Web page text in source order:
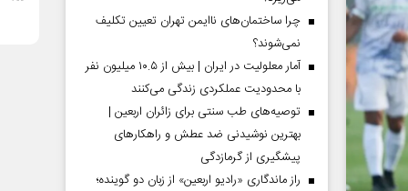
چرا ساختمان‌های ناایمن تهران تعیین تکلیف
نمی‌شوند؟
آمار معلولیت در ایران | بیش از ۱۰.۵ میلیون نفر
با محدودیت عملکردی زندگی می‌کنند
توصیه‌های طب سنتی برای زائران اربعین |
بهترین نوشیدنی ضد عطش و راهکارهای
پیشگیری از گرمازدگی
راز ماندگاری «رادیو اربعین» از زبان دو گوینده؛